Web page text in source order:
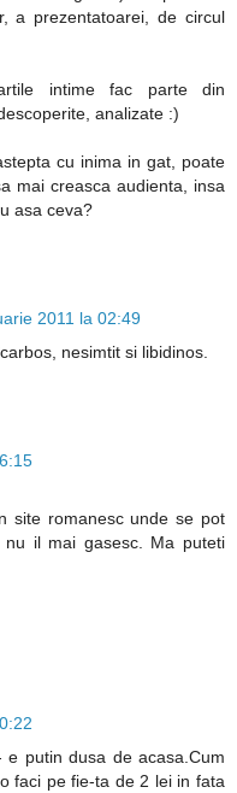
a prezentatoarei, de circul
intime fac parte din
analizate :)
cu inima in gat, poate
mai creasca audienta, insa
asa ceva?
2011 la 02:49
nesimtit si libidinos.
site romanesc unde se pot
il mai gasesc. Ma puteti
e putin dusa de acasa.Cum
faci pe fie-ta de 2 lei in fata